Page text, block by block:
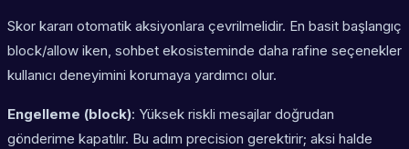
Skor kararı otomatik aksiyonlara çevrilmelidir. En basit başlangıç
block/allow iken, sohbet ekosisteminde daha rafine seçenekler
kullanıcı deneyimini korumaya yardımcı olur.
Engelleme (block): Yüksek riskli mesajlar doğrudan
gönderime kapatılır. Bu adım precision gerektirir; aksi halde